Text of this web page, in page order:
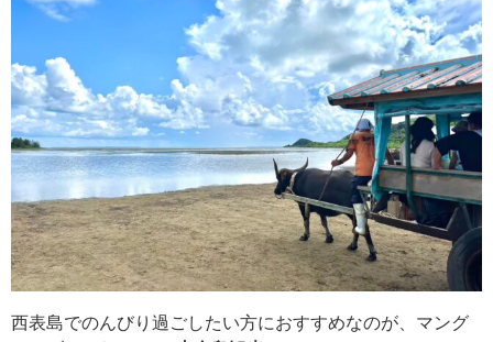
西表島でのんびり過ごしたい方におすすめなのが、マング